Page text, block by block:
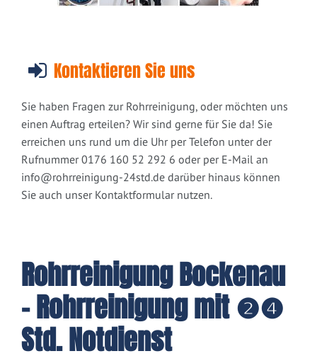
Kontaktieren Sie uns
Sie haben Fragen zur Rohrreinigung, oder möchten uns
einen Auftrag erteilen? Wir sind gerne für Sie da! Sie
erreichen uns rund um die Uhr per Telefon unter der
Rufnummer 0176 160 52 292 6 oder per E-Mail an
info@rohrreinigung-24std.de darüber hinaus können
Sie auch unser Kontaktformular nutzen.
Rohrreinigung Bockenau
- Rohrreinigung mit ❷❹
Std. Notdienst